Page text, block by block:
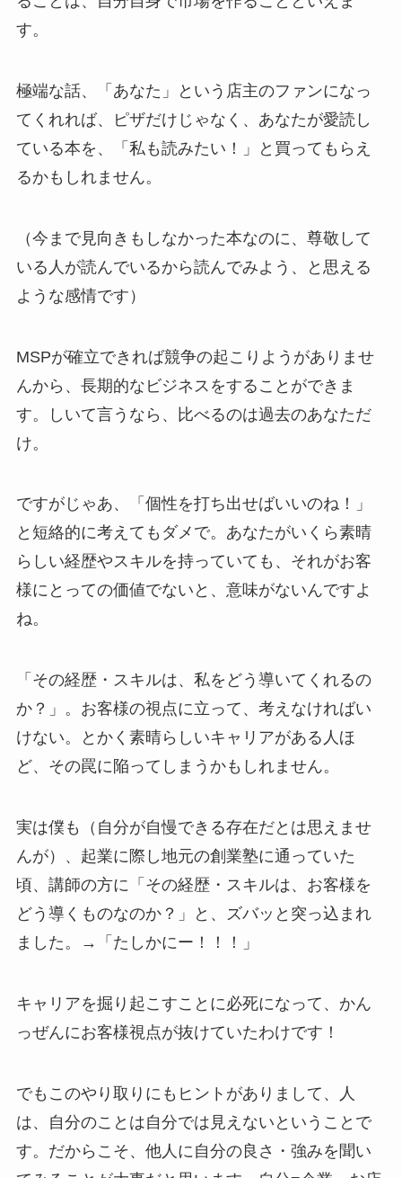
す。
極端な話、「あなた」という店主のファンになっ
てくれれば、ピザだけじゃなく、あなたが愛読し
ている本を、「私も読みたい！」と買ってもらえ
るかもしれません。
（今まで見向きもしなかった本なのに、尊敬して
いる人が読んでいるから読んでみよう、と思える
ような感情です）
MSPが確立できれば競争の起こりようがありませ
んから、長期的なビジネスをすることができま
す。しいて言うなら、比べるのは過去のあなただ
け。
ですがじゃあ、「個性を打ち出せばいいのね！」
と短絡的に考えてもダメで。あなたがいくら素晴
らしい経歴やスキルを持っていても、それがお客
様にとっての価値でないと、意味がないんですよ
ね。
「その経歴・スキルは、私をどう導いてくれるの
か？」。お客様の視点に立って、考えなければい
けない。とかく素晴らしいキャリアがある人ほ
ど、その罠に陥ってしまうかもしれません。
実は僕も（自分が自慢できる存在だとは思えませ
んが）、起業に際し地元の創業塾に通っていた
頃、講師の方に「その経歴・スキルは、お客様を
どう導くものなのか？」と、ズバッと突っ込まれ
ました。→「たしかにー！！！」
キャリアを掘り起こすことに必死になって、かん
っぜんにお客様視点が抜けていたわけです！
でもこのやり取りにもヒントがありまして、人
は、自分のことは自分では見えないということで
す。だからこそ、他人に自分の良さ・強みを聞い